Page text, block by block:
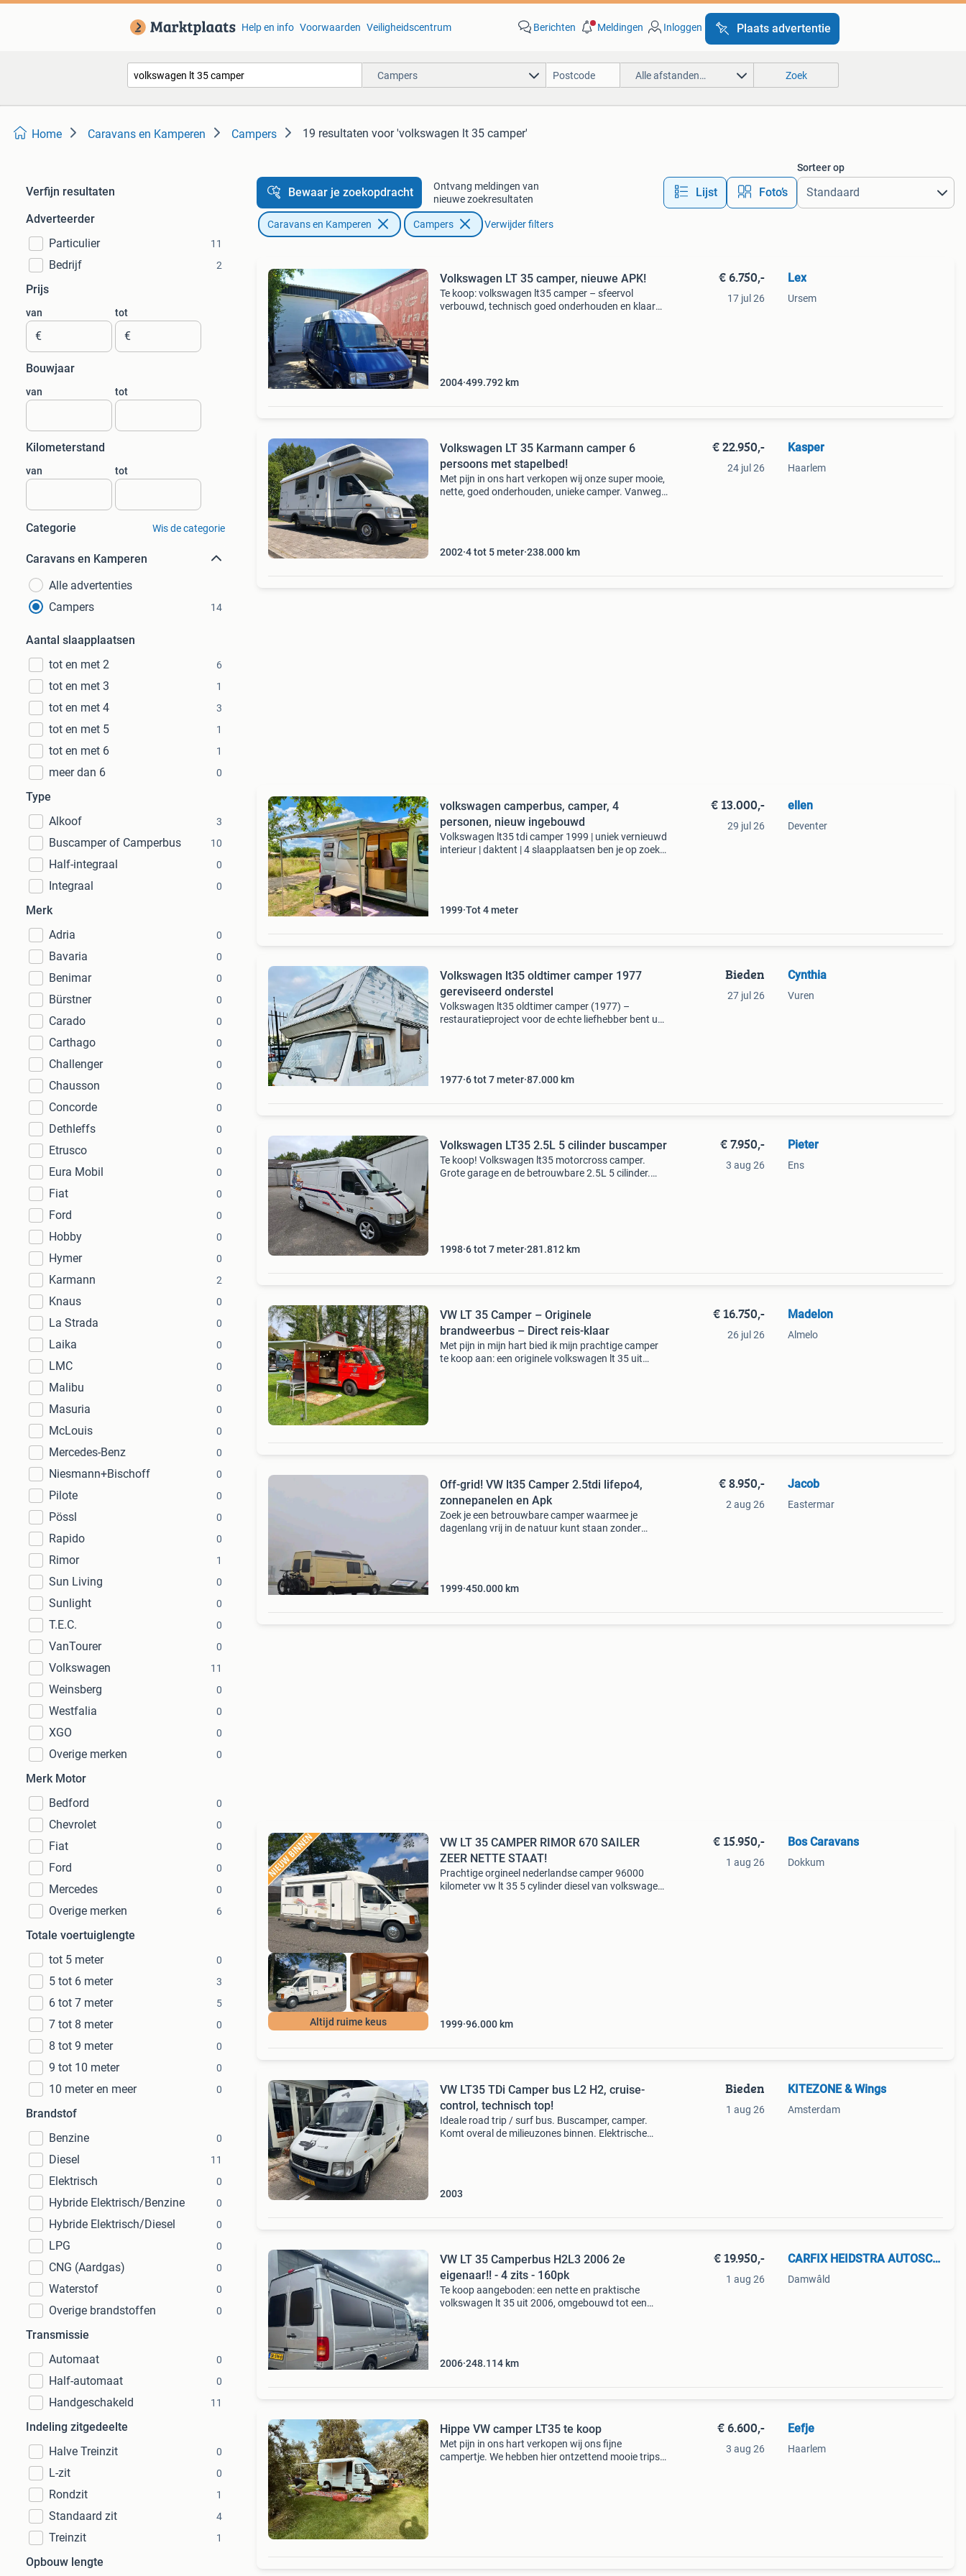
Help en info Voorwaarden Veiligheidscentrum Berichten Meldingen Inloggen Plaats advertentie
Campers Alle afstanden… Zoek
Home Caravans en Kamperen Campers 19 resultaten voor 'volkswagen lt 35 camper'
Verfijn resultaten
Adverteerder
Particulier
11
Bedrijf 2
Prijs
van
€
tot
€
Bouwjaar
van tot
Kilometerstand
van tot
Categorie Wis de categorie
Caravans en Kamperen
Alle advertenties
Campers
14
Aantal slaapplaatsen
tot en met 2
6
tot en met 3 1
tot en met 4 3
tot en met 5 1
tot en met 6 1
meer dan 6 0
Type
Alkoof
3
Buscamper of Camperbus 10
Half-integraal 0
Integraal 0
Merk
Adria
0
Bavaria 0
Benimar 0
Bürstner 0
Carado 0
Carthago 0
Challenger 0
Chausson 0
Concorde 0
Dethleffs 0
Etrusco 0
Eura Mobil 0
Fiat 0
Ford 0
Hobby 0
Hymer 0
Karmann 2
Knaus 0
La Strada 0
Laika 0
LMC 0
Malibu 0
Masuria 0
McLouis 0
Mercedes-Benz 0
Niesmann+Bischoff 0
Pilote 0
Pössl 0
Rapido 0
Rimor 1
Sun Living 0
Sunlight 0
T.E.C. 0
VanTourer 0
Volkswagen 11
Weinsberg 0
Westfalia 0
XGO 0
Overige merken 0
Merk Motor
Bedford
0
Chevrolet 0
Fiat 0
Ford 0
Mercedes 0
Overige merken 6
Totale voertuiglengte
tot 5 meter
0
5 tot 6 meter 3
6 tot 7 meter 5
7 tot 8 meter 0
8 tot 9 meter 0
9 tot 10 meter 0
10 meter en meer 0
Brandstof
Benzine
0
Diesel 11
Elektrisch 0
Hybride Elektrisch/Benzine 0
Hybride Elektrisch/Diesel 0
LPG 0
CNG (Aardgas) 0
Waterstof 0
Overige brandstoffen 0
Transmissie
Automaat
0
Half-automaat 0
Handgeschakeld 11
Indeling zitgedeelte
Halve Treinzit
0
L-zit 0
Rondzit 1
Standaard zit 4
Treinzit 1
Opbouw lengte
Bewaar je zoekopdracht
Ontvang meldingen van
nieuwe zoekresultaten
Lijst Foto’s
Sorteer op
Caravans en Kamperen Campers Verwijder filters
Volkswagen LT 35 camper, nieuwe APK!
Te koop: volkswagen lt35 camper – sfeervol
verbouwd, technisch goed onderhouden en klaar
2004 499.792 km
€ 6.750,-
17 jul 26
Lex
Ursem
Volkswagen LT 35 Karmann camper 6
persoons met stapelbed!
Met pijn in ons hart verkopen wij onze super mooie,
nette, goed onderhouden, unieke camper. Vanwege
2002 4 tot 5 meter 238.000 km
€ 22.950,-
24 jul 26
Kasper
Haarlem
volkswagen camperbus, camper, 4
personen, nieuw ingebouwd
Volkswagen lt35 tdi camper 1999 | uniek vernieuwd
interieur | daktent | 4 slaapplaatsen ben je op zoek
1999 Tot 4 meter
€ 13.000,-
29 jul 26
ellen
Deventer
Volkswagen lt35 oldtimer camper 1977
gereviseerd onderstel
Volkswagen lt35 oldtimer camper (1977) –
restauratieproject voor de echte liefhebber bent u
1977 6 tot 7 meter 87.000 km
Bieden
27 jul 26
Cynthia
Vuren
Volkswagen LT35 2.5L 5 cilinder buscamper
Te koop! Volkswagen lt35 motorcross camper.
Grote garage en de betrouwbare 2.5L 5 cilinder.
1998 6 tot 7 meter 281.812 km
€ 7.950,-
3 aug 26
Pieter
Ens
VW LT 35 Camper – Originele
brandweerbus – Direct reis-klaar
Met pijn in mijn hart bied ik mijn prachtige camper
te koop aan: een originele volkswagen lt 35 uit
€ 16.750,-
26 jul 26
Madelon
Almelo
Off-grid! VW lt35 Camper 2.5tdi lifepo4,
zonnepanelen en Apk
Zoek je een betrouwbare camper waarmee je
dagenlang vrij in de natuur kunt staan zonder
1999 450.000 km
€ 8.950,-
2 aug 26
Jacob
Eastermar
Altijd ruime keus
VW LT 35 CAMPER RIMOR 670 SAILER
ZEER NETTE STAAT!
Prachtige orgineel nederlandse camper 96000
kilometer vw lt 35 5 cylinder diesel van volkswagen
1999 96.000 km
€ 15.950,-
1 aug 26
Bos Caravans
Dokkum
VW LT35 TDi Camper bus L2 H2, cruise-
control, technisch top!
Ideale road trip / surf bus. Buscamper, camper.
Komt overal de milieuzones binnen. Elektrische
2003
Bieden
1 aug 26
KITEZONE & Wings
Amsterdam
VW LT 35 Camperbus H2L3 2006 2e
eigenaar!! - 4 zits - 160pk
Te koop aangeboden: een nette en praktische
volkswagen lt 35 uit 2006, omgebouwd tot een
2006 248.114 km
€ 19.950,-
1 aug 26
CARFIX HEIDSTRA AUTOSCHADE
Damwâld
Hippe VW camper LT35 te koop
Met pijn in ons hart verkopen wij ons fijne
campertje. We hebben hier ontzettend mooie trips
€ 6.600,-
3 aug 26
Eefje
Haarlem